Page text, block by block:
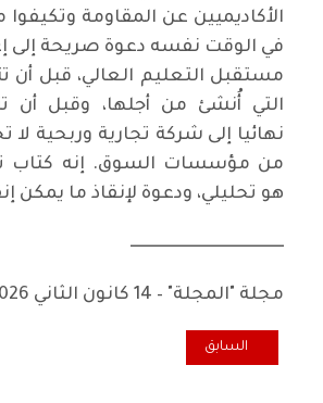
الأكاديميين عن المقاومة
في الوقت نفسه دعوة صريحة إلى
مستقبل التعليم العالي، قبل أن
التي أُنشئ من أجلها، وقبل أن
نهائيا إلى شركة تجارية وربحية
من مؤسسات السوق. إنه كتاب
هو تحليلي، ودعوة لإنقاذ ما يمكن
ـــــــــــــــــــــــــــــــــــــــــــــــ
مجلة "المجلة" – 14 كانون الثاني 2026
المقال السابق: في نقد النقد: المنهج
السابق